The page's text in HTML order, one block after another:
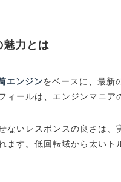
力とは
エンジンをベースに、最新
ィールは、エンジンマニア
ないレスポンスの良さは
ます。低回転域から太い